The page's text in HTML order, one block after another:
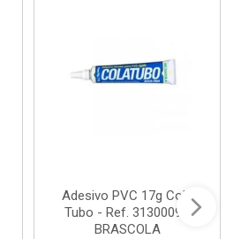
Adesivo PVC 17g Cola
Tubo - Ref. 3130009 -
BRASCOLA